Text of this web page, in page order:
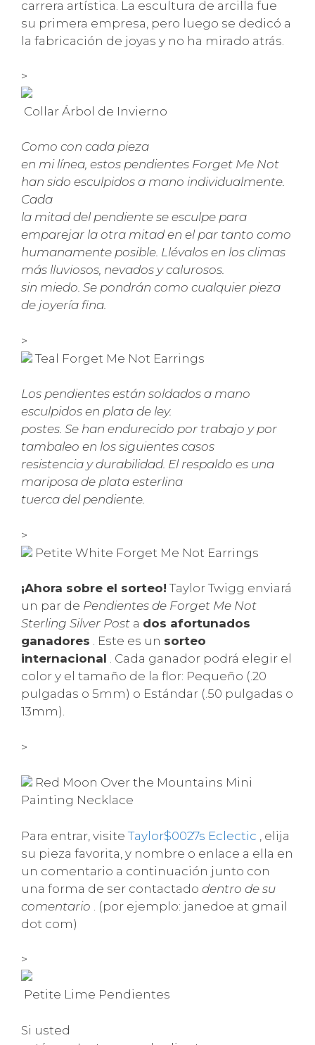
carrera artística. La escultura de arcilla fue
su primera empresa, pero luego se dedicó a
la fabricación de joyas y no ha mirado atrás.
>
Collar Árbol de Invierno
Como con cada pieza
en mi línea, estos pendientes Forget Me Not
han sido esculpidos a mano individualmente.
Cada
la mitad del pendiente se esculpe para
emparejar la otra mitad en el par tanto como
humanamente posible. Llévalos en los climas
más lluviosos, nevados y calurosos.
sin miedo. Se pondrán como cualquier pieza
de joyería fina.
>
Teal Forget Me Not Earrings
Los pendientes están soldados a mano
esculpidos en plata de ley.
postes. Se han endurecido por trabajo y por
tambaleo en los siguientes casos
resistencia y durabilidad. El respaldo es una
mariposa de plata esterlina
tuerca del pendiente.
>
Petite White Forget Me Not Earrings
¡Ahora sobre el sorteo! Taylor Twigg enviará
un par de Pendientes de Forget Me Not
Sterling Silver Post a dos afortunados
ganadores . Este es un sorteo
internacional . Cada ganador podrá elegir el
color y el tamaño de la flor: Pequeño (.20
pulgadas o 5mm) o Estándar (.50 pulgadas o
13mm).
>
Red Moon Over the Mountains Mini
Painting Necklace
Para entrar, visiteTaylor$0027s Eclectic , elija
su pieza favorita, y nombre o enlace a ella en
un comentario a continuación junto con
una forma de ser contactado dentro de su
comentario . (por ejemplo: janedoe at gmail
dot com)
>
Petite Lime Pendientes
Si usted